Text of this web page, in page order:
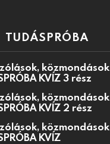
TUDÁSPRÓBA
közmondások
KVÍZ 3 rész
közmondások
KVÍZ 2 rész
közmondások
KVÍZ